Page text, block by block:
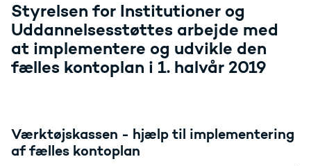
Styrelsen for Institutioner og
Uddannelsesstøttes arbejde med
at implementere og udvikle den
fælles kontoplan i 1. halvår 2019
Værktøjskassen - hjælp til implementering
af fælles kontoplan